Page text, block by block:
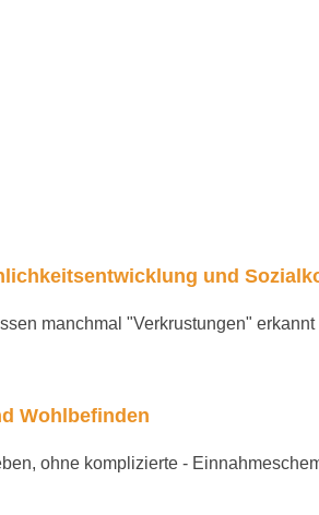
und
manchmal "Verkrustungen"
Wohlbefinden
ohne komplizierte -